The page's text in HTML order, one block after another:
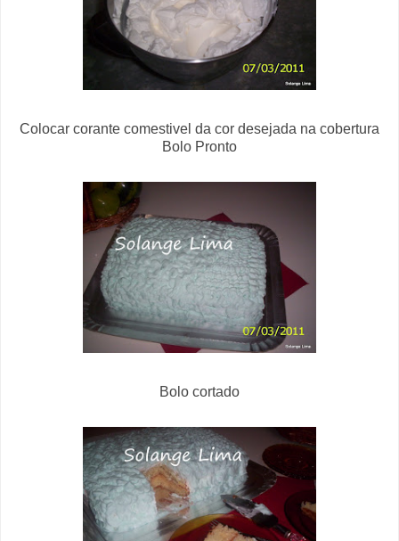
Colocar corante comestivel da cor desejada na cobertura
Bolo Pronto
Bolo cortado